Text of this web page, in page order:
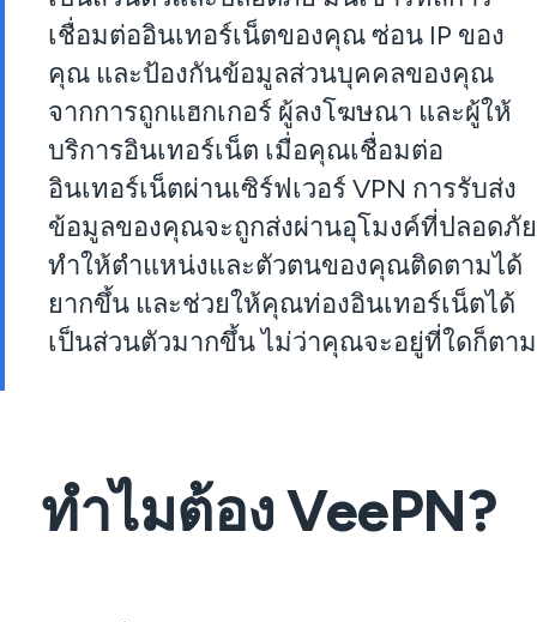
เชื่อมต่ออินเทอร์เน็ตของคุณ ซ่อน IP ของ
คุณ และป้องกันข้อมูลส่วนบุคคลของคุณ
จากการถูกแฮกเกอร์ ผู้ลงโฆษณา และผู้ให้
บริการอินเทอร์เน็ต เมื่อคุณเชื่อมต่อ
อินเทอร์เน็ตผ่านเซิร์ฟเวอร์ VPN การรับส่ง
ข้อมูลของคุณจะถูกส่งผ่านอุโมงค์ที่ปลอดภัย
ทำให้ตำแหน่งและตัวตนของคุณติดตามได้
ยากขึ้น และช่วยให้คุณท่องอินเทอร์เน็ตได้
เป็นส่วนตัวมากขึ้น ไม่ว่าคุณจะอยู่ที่ใดก็ตาม
ทำไมต้อง VeePN?